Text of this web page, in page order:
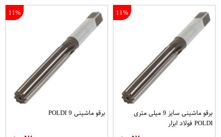
11%
برقو ماشینی سایز 9 میلی متری
POLDI فولاد ابزار
11%
برقو ماشینی 9 POLDI